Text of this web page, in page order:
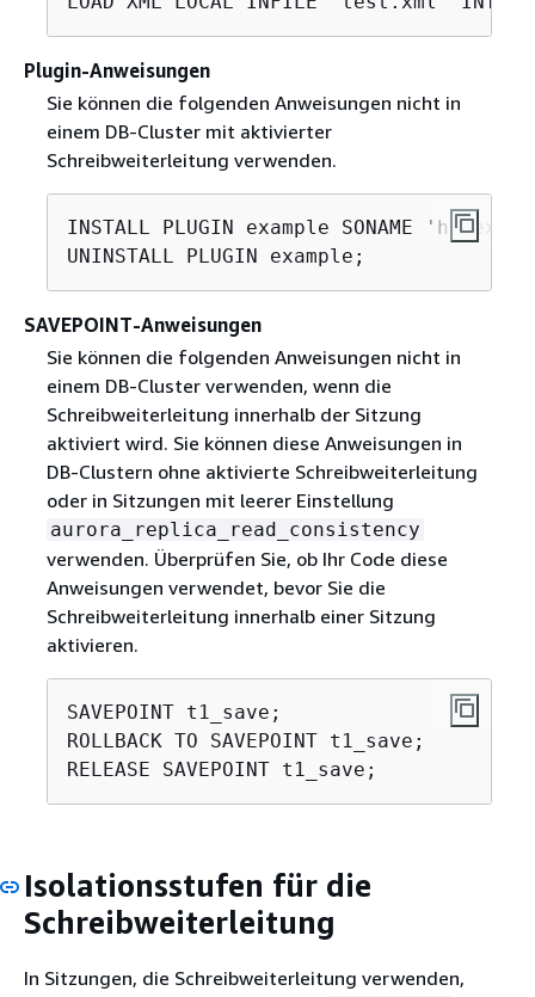
Plugin-Anweisungen
Sie können die folgenden Anweisungen nicht in
einem DB-Cluster mit aktivierter
Schreibweiterleitung verwenden.
INSTALL PLUGIN example SONAME
SAVEPOINT-Anweisungen
Sie können die folgenden Anweisungen nicht in
einem DB-Cluster verwenden, wenn die
Schreibweiterleitung innerhalb der Sitzung
aktiviert wird. Sie können diese Anweisungen in
DB-Clustern ohne aktivierte Schreibweiterleitung
oder in Sitzungen mit leerer Einstellung
aurora_replica_read_consistency
verwenden. Überprüfen Sie, ob Ihr Code diese
Anweisungen verwendet, bevor Sie die
Schreibweiterleitung innerhalb einer Sitzung
aktivieren.
SAVEPOINT t1_save;
ROLLBACK TO SAVEPOINT t1_save;
Isolationsstufen für die
Schreibweiterleitung
In Sitzungen, die Schreibweiterleitung verwenden,